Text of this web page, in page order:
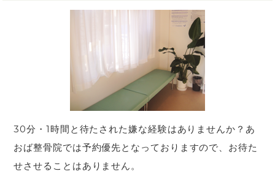
30分・1時間と待たされた嫌な経験はありませんか？あ
おば整骨院では予約優先となっておりますので、お待た
せさせることはありません。